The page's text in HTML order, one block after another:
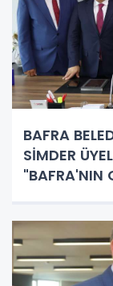
BAFRA
SİMDER
"BAFRA'NIN